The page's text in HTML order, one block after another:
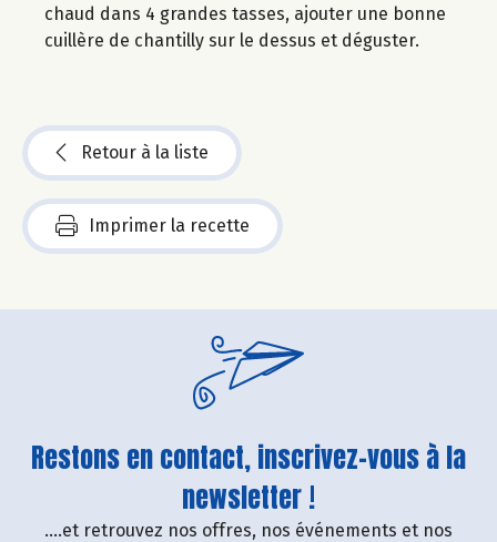
chaud dans 4 grandes tasses, ajouter une bonne
cuillère de chantilly sur le dessus et déguster.
Retour à la liste
Imprimer la recette
Restons en contact, inscrivez-vous à la
newsletter !
....et retrouvez nos offres, nos événements et nos